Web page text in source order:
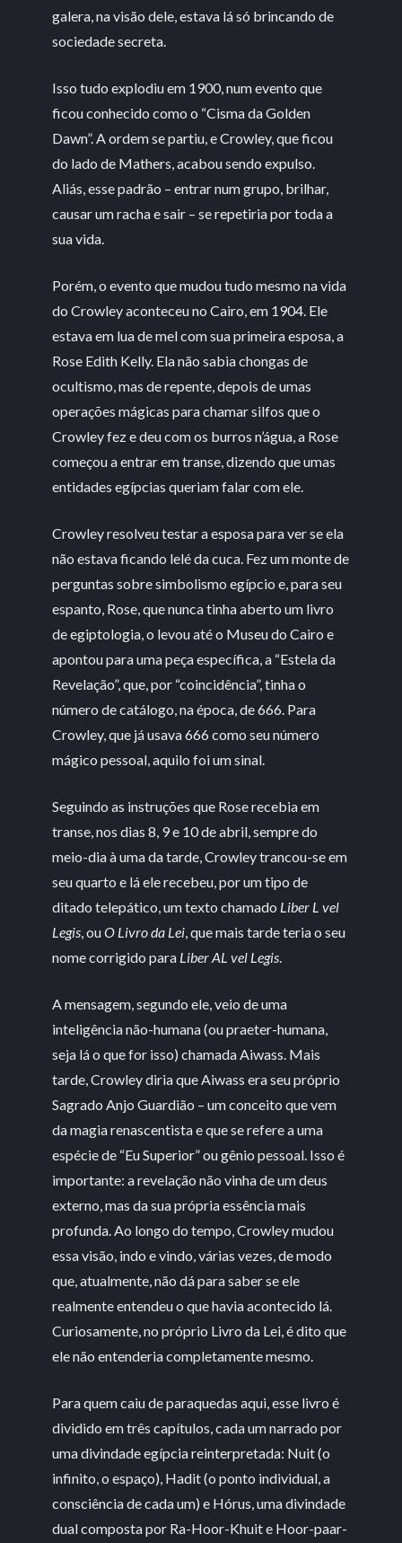
galera, na visão dele, estava lá só brincando de
sociedade secreta.
Isso tudo explodiu em 1900, num evento que
ficou conhecido como o “Cisma da Golden
Dawn”. A ordem se partiu, e Crowley, que ficou
do lado de Mathers, acabou sendo expulso.
Aliás, esse padrão – entrar num grupo, brilhar,
causar um racha e sair – se repetiria por toda a
sua vida.
Porém, o evento que mudou tudo mesmo na vida
do Crowley aconteceu no Cairo, em 1904. Ele
estava em lua de mel com sua primeira esposa, a
Rose Edith Kelly. Ela não sabia chongas de
ocultismo, mas de repente, depois de umas
operações mágicas para chamar silfos que o
Crowley fez e deu com os burros n’água, a Rose
começou a entrar em transe, dizendo que umas
entidades egípcias queriam falar com ele.
Crowley resolveu testar a esposa para ver se ela
não estava ficando lelé da cuca. Fez um monte de
perguntas sobre simbolismo egípcio e, para seu
espanto, Rose, que nunca tinha aberto um livro
de egiptologia, o levou até o Museu do Cairo e
apontou para uma peça específica, a “Estela da
Revelação”, que, por “coincidência”, tinha o
número de catálogo, na época, de 666. Para
Crowley, que já usava 666 como seu número
mágico pessoal, aquilo foi um sinal.
Seguindo as instruções que Rose recebia em
transe, nos dias 8, 9 e 10 de abril, sempre do
meio-dia à uma da tarde, Crowley trancou-se em
seu quarto e lá ele recebeu, por um tipo de
ditado telepático, um texto chamado Liber L vel
Legis, ouO Livro da Lei, que mais tarde teria o seu
nome corrigido para Liber AL vel Legis.
A mensagem, segundo ele, veio de uma
inteligência não-humana (ou praeter-humana,
seja lá o que for isso) chamada Aiwass. Mais
tarde, Crowley diria que Aiwass era seu próprio
Sagrado Anjo Guardião – um conceito que vem
da magia renascentista e que se refere a uma
espécie de “Eu Superior” ou gênio pessoal. Isso é
importante: a revelação não vinha de um deus
externo, mas da sua própria essência mais
profunda. Ao longo do tempo, Crowley mudou
essa visão, indo e vindo, várias vezes, de modo
que, atualmente, não dá para saber se ele
realmente entendeu o que havia acontecido lá.
Curiosamente, no próprio Livro da Lei, é dito que
ele não entenderia completamente mesmo.
Para quem caiu de paraquedas aqui, esse livro é
dividido em três capítulos, cada um narrado por
uma divindade egípcia reinterpretada: Nuit (o
infinito, o espaço), Hadit (o ponto individual, a
consciência de cada um) e Hórus, uma divindade
dual composta por Ra-Hoor-Khuit e Hoor-paar-